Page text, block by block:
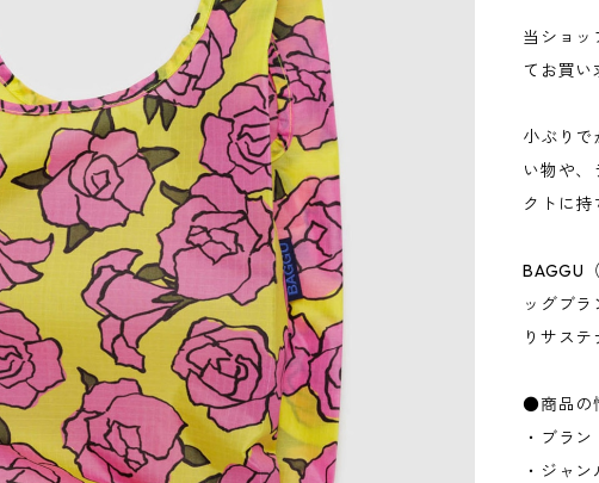
当ショッ
てお買い
小ぶり
い物や
クトに持
BAGGU
ッグブ
りサス
●商品の
・ブラ
・ジャ